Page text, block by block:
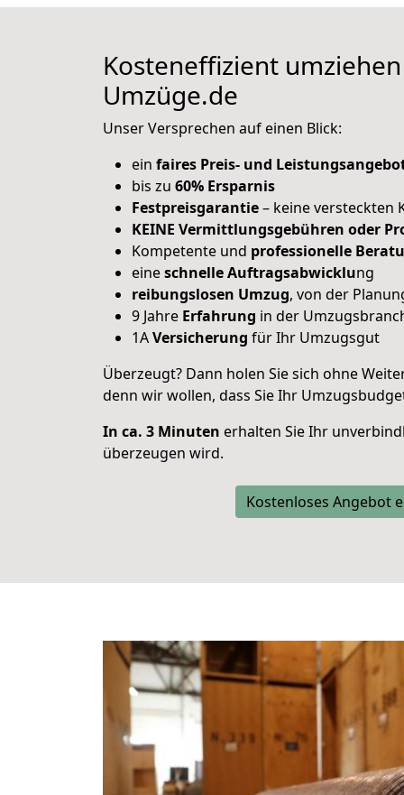
Kosteneffizient
Umzüge.de
Unser Versprechen auf einen Blick:
ein faires Preis- und
bis zu 60% Ersparnis
Festpreisgarantie– keine versteckten
KEINE Vermittlungsgebühren oder
Kompetente und professionelle
eineschnelle Auftragsabwicklung
reibungslosen Umzug, von der
9 Jahre Erfahrung in der
1AVersicherung für Ihr Umzugsgut
Überzeugt? Dann holen Sie sich ohne
denn wir wollen, dass Sie Ihr
In ca. 3 Minuten erhalten Sie Ihr
überzeugen wird.
Kostenloses Angebot